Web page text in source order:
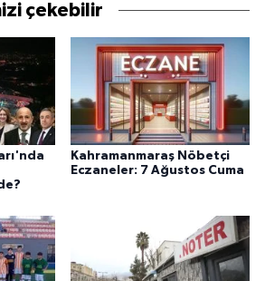
çekebilir
Kahramanmaraş Nöbetçi
Eczaneler: 7 Ağustos Cuma